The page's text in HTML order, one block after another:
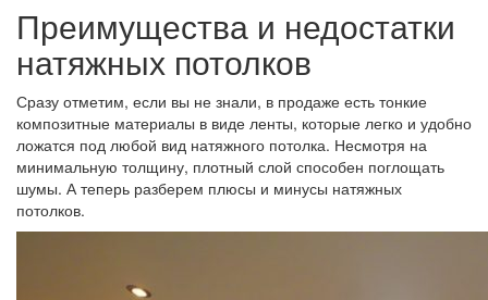
Преимущества и недостатки
натяжных потолков
Сразу отметим, если вы не знали, в продаже есть тонкие
композитные материалы в виде ленты, которые легко и удобно
ложатся под любой вид натяжного потолка. Несмотря на
минимальную толщину, плотный слой способен поглощать
шумы. А теперь разберем плюсы и минусы натяжных
потолков.